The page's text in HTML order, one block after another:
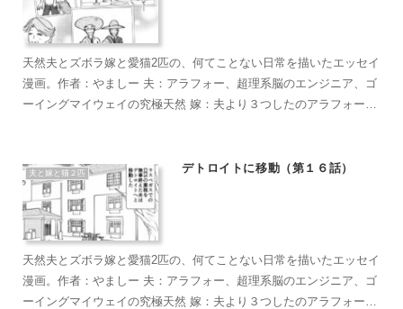
天然夫とズボラ嫁と愛猫2匹の、何てことない日常を描いたエッセイ
漫画。作者：やましー 夫：アラフォー、超理系脳のエンジニア、ゴ
ーイングマイウェイの究極天然 嫁：夫より３つしたのアラフォー、
えん坊のもふもふ こぶ茶：抱っこが大好きラグドール。遊びへの欲
求がすごい。やりたい放題のバ…やんちゃ坊主
夫と嫁と猫２匹 デトロイトに移動（第１６話）
天然夫とズボラ嫁と愛猫2匹の、何てことない日常を描いたエッセイ
漫画。作者：やましー 夫：アラフォー、超理系脳のエンジニア、ゴ
ーイングマイウェイの究極天然 嫁：夫より３つしたのアラフォー、